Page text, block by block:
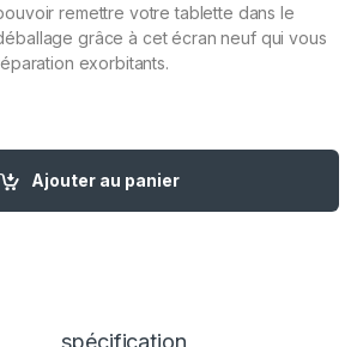
remettre votre tablette dans le
grâce à cet écran neuf qui vous
exorbitants.
Remplacement pour IPAD mini 2 Noir
Ajouter au panier
spécification